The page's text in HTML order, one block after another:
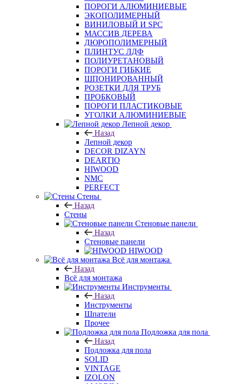
ПОРОГИ АЛЮМИНИЕВЫЕ
ЭКОПОЛИМЕРНЫЙ
ВИНИЛОВЫЙ И SPC
МАССИВ ДЕРЕВА
ДЮРОПОЛИМЕРНЫЙ
ПЛИНТУС ЛДФ
ПОЛИУРЕТАНОВЫЙ
ПОРОГИ ГИБКИЕ
ШПОНИРОВАННЫЙ
РОЗЕТКИ ДЛЯ ТРУБ
ПРОБКОВЫЙ
ПОРОГИ ПЛАСТИКОВЫЕ
УГОЛКИ АЛЮМИНИЕВЫЕ
Лепной декор
Назад
Лепной декор
DECOR DIZAYN
DEARTIO
HIWOOD
NMC
PERFECT
Стены
Назад
Стены
Стеновые панели
Назад
Стеновые панели
HIWOOD
Всё для монтажа
Назад
Всё для монтажа
Инструменты
Назад
Инструменты
Шпатели
Прочее
Подложка для пола
Назад
Подложка для пола
SOLID
VINTAGE
IZOLON